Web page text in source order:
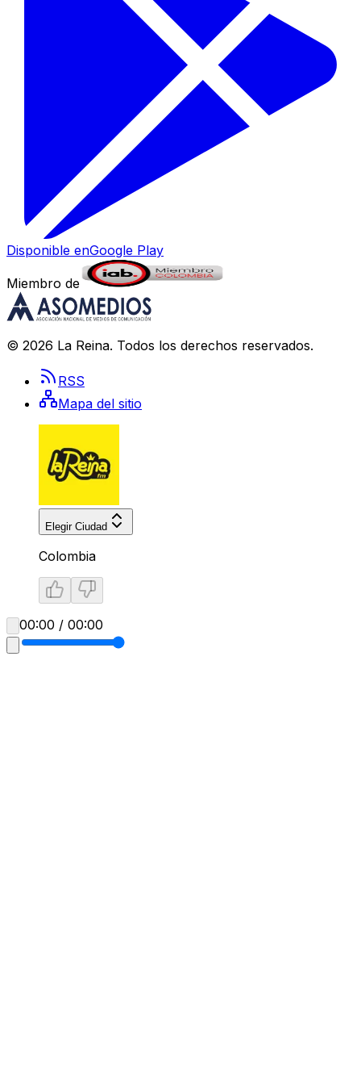
Disponible enGoogle Play
Miembro de
© 2026 La Reina. Todos los derechos reservados.
RSS
Mapa del sitio
Elegir Ciudad
Colombia
00:00 / 00:00